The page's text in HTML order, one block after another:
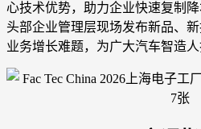
心技术优势，助力企业快速复制
头部企业管理层现场发布新品、
业务增长难题，为广大汽车智造人